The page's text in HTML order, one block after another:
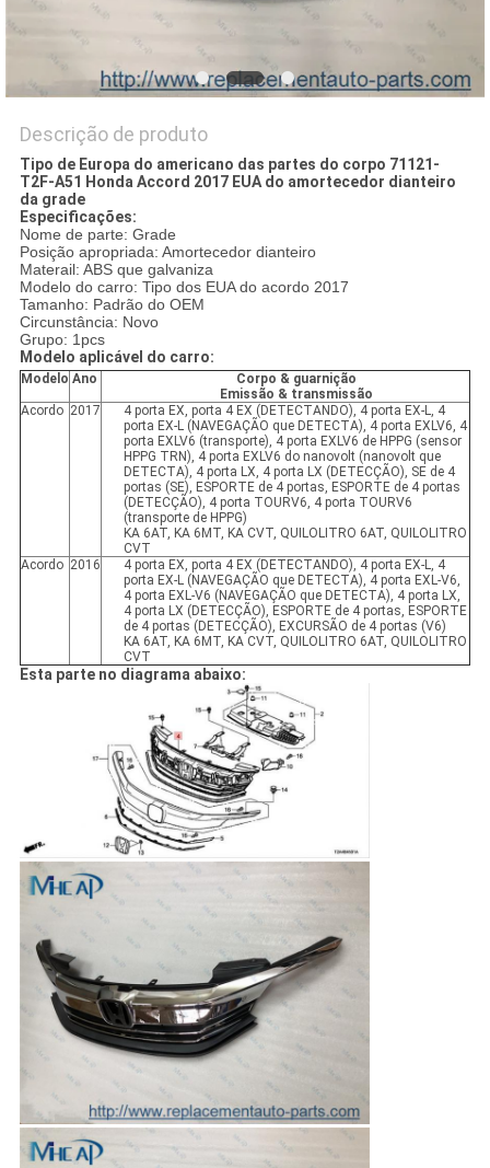
Descrição de produto
Tipo de Europa do americano das partes do corpo 71121-
T2F-A51 Honda Accord 2017 EUA do amortecedor dianteiro
da grade
Especificações:
Nome de parte: Grade
Posição apropriada: Amortecedor dianteiro
Materail: ABS que galvaniza
Modelo do carro: Tipo dos EUA do acordo 2017
Tamanho: Padrão do OEM
Circunstância: Novo
Grupo: 1pcs
Modelo aplicável do carro:
Modelo Ano
Corpo & guarnição
Emissão & transmissão
Acordo 2017
4 porta EX, porta 4 EX (DETECTANDO), 4 porta EX-L, 4
porta EX-L (NAVEGAÇÃO que DETECTA), 4 porta EXLV6, 4
porta EXLV6 (transporte), 4 porta EXLV6 de HPPG (sensor
HPPG TRN), 4 porta EXLV6 do nanovolt (nanovolt que
DETECTA), 4 porta LX, 4 porta LX (DETECÇÃO), SE de 4
portas (SE), ESPORTE de 4 portas, ESPORTE de 4 portas
(DETECÇÃO), 4 porta TOURV6, 4 porta TOURV6
(transporte de HPPG)
KA 6AT, KA 6MT, KA CVT, QUILOLITRO 6AT, QUILOLITRO
CVT
Acordo 2016
4 porta EX, porta 4 EX (DETECTANDO), 4 porta EX-L, 4
porta EX-L (NAVEGAÇÃO que DETECTA), 4 porta EXL-V6,
4 porta EXL-V6 (NAVEGAÇÃO que DETECTA), 4 porta LX,
4 porta LX (DETECÇÃO), ESPORTE de 4 portas, ESPORTE
de 4 portas (DETECÇÃO), EXCURSÃO de 4 portas (V6)
KA 6AT, KA 6MT, KA CVT, QUILOLITRO 6AT, QUILOLITRO
CVT
Esta parte no diagrama abaixo: